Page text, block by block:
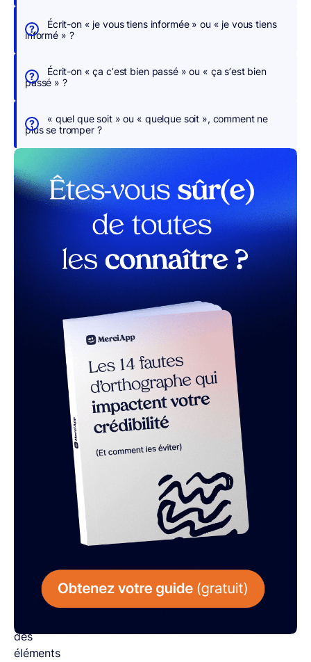
i
g
o
p
o
r
v
MerciApp (gratuit)
homophones,
c’est-
des
éléments
Écrit-on « je vous tiens informée » ou « je vous tiens
informé » ?
Écrit-on « ça c’est bien passé » ou « ça s’est bien
passé » ?
« quel que soit » ou « quelque soit », comment ne
plus se tromper ?